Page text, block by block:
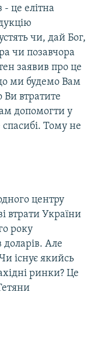
це елітна
чи, дай Бог,
чи позавчора
заявив про це
ми будемо Вам
Ви втратите
допомогти у
спасибі. Тому не
центру
втрати України
року
Але
існує якийсь
ринки? Це